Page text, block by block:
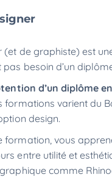
(et de graphiste) est
pas besoin d’un
d’un diplôme
formations varient du
design.
formation, vous
entre utilité et
comme